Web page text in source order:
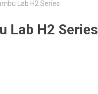
Lab H2 Series
Lab H2 Series